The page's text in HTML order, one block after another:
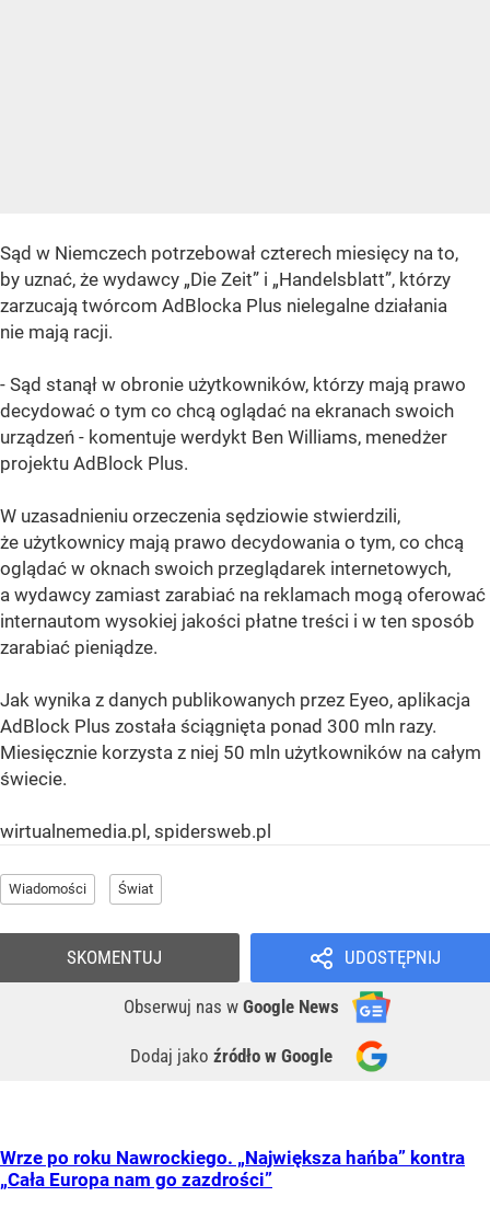
Sąd w Niemczech potrzebował czterech miesięcy na to,
by uznać, że wydawcy „Die Zeit” i „Handelsblatt”, którzy
zarzucają twórcom AdBlocka Plus nielegalne działania
nie mają racji.
- Sąd stanął w obronie użytkowników, którzy mają prawo
decydować o tym co chcą oglądać na ekranach swoich
urządzeń - komentuje werdykt Ben Williams, menedżer
projektu AdBlock Plus.
W uzasadnieniu orzeczenia sędziowie stwierdzili,
że użytkownicy mają prawo decydowania o tym, co chcą
oglądać w oknach swoich przeglądarek internetowych,
a wydawcy zamiast zarabiać na reklamach mogą oferować
internautom wysokiej jakości płatne treści i w ten sposób
zarabiać pieniądze.
Jak wynika z danych publikowanych przez Eyeo, aplikacja
AdBlock Plus została ściągnięta ponad 300 mln razy.
Miesięcznie korzysta z niej 50 mln użytkowników na całym
świecie.
wirtualnemedia.pl, spidersweb.pl
Wiadomości Świat
UDOSTĘPNIJ
Obserwuj nas w Google News
Dodaj jako źródło w Google
SKOMENTUJ
Wrze po roku Nawrockiego. „Największa hańba” kontra
„Cała Europa nam go zazdrości”